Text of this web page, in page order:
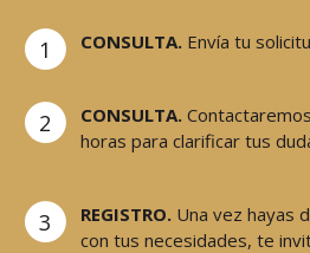
1 CONSULTA. Envía tu
2 CONSULTA.
horas para clarificar tus
3 REGISTRO. Una vez hayas
con tus necesidades, te